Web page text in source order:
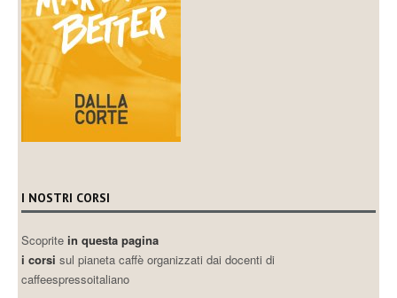
I NOSTRI CORSI
Scopritein questa pagina
i corsi sul pianeta caffè organizzati dai docenti di
caffeespressoitaliano